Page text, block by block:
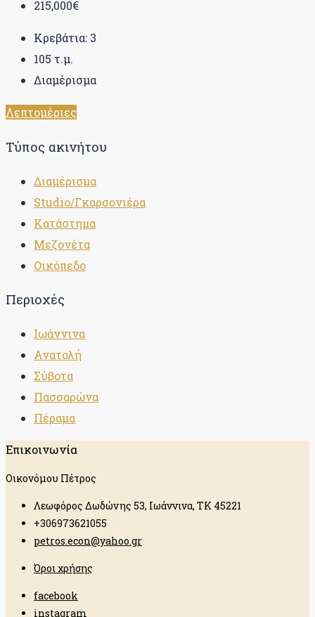
215,000€
Κρεβάτια: 3
105 τ.μ.
Διαμέρισμα
Λεπτομέριες
Τύπος ακινήτου
Διαμέρισμα
Studio/Γκαρσονιέρα
Κατάστημα
Μεζονέτα
Οικόπεδο
Περιοχές
Ιωάννινα
Ανατολή
Σύβοτα
Πασσαρώνα
Πέραμα
Επικοινωνία
Οικονόμου Πέτρος
Λεωφόρος Δωδώνης 53, Ιωάννινα, ΤΚ 45221
+306973621055
petros.econ@yahoo.gr
Όροι χρήσης
facebook
instagram